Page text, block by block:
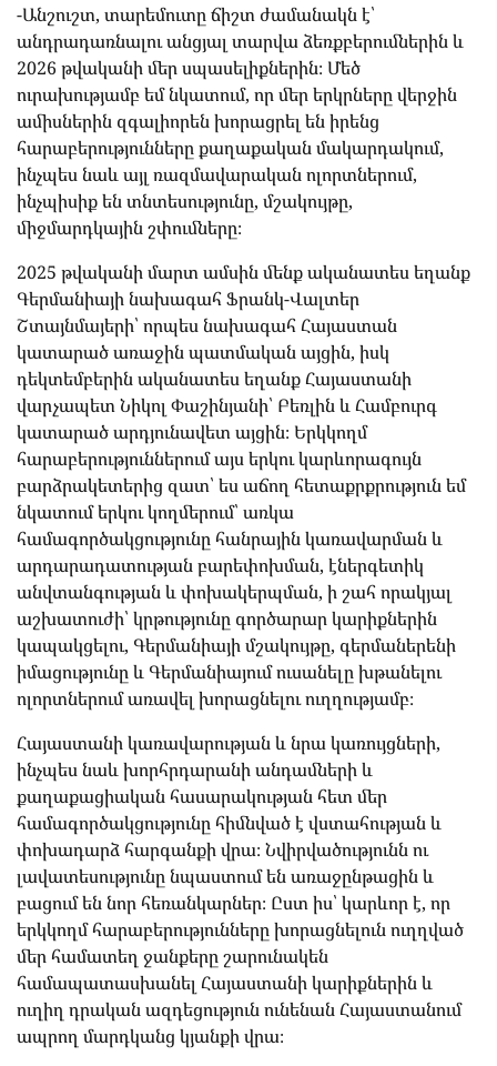
-Անշուշտ, տարեմուտը ճիշտ ժամանակն է՝
անդրադառնալու անցյալ տարվա ձեռքբերումներին և
2026 թվականի մեր սպասելիքներին։ Մեծ
ուրախությամբ եմ նկատում, որ մեր երկրները վերջին
ամիսներին զգալիորեն խորացրել են իրենց
հարաբերությունները քաղաքական մակարդակում,
ինչպես նաև այլ ռազմավարական ոլորտներում,
ինչպիսիք են տնտեսությունը, մշակույթը,
միջմարդկային շփումները։
2025 թվականի մարտ ամսին մենք ականատես եղանք
Գերմանիայի նախագահ Ֆրանկ-Վալտեր
Շտայնմայերի՝ որպես նախագահ Հայաստան
կատարած առաջին պատմական այցին, իսկ
դեկտեմբերին ականատես եղանք Հայաստանի
վարչապետ Նիկոլ Փաշինյանի՝ Բեռլին և Համբուրգ
կատարած արդյունավետ այցին։ Երկկողմ
հարաբերություններում այս երկու կարևորագույն
բարձրակետերից զատ՝ ես աճող հետաքրքրություն եմ
նկատում երկու կողմերում՝ առկա
համագործակցությունը հանրային կառավարման և
արդարադատության բարեփոխման, էներգետիկ
անվտանգության և փոխակերպման, ի շահ որակյալ
աշխատուժի՝ կրթությունը գործարար կարիքներին
կապակցելու, Գերմանիայի մշակույթը, գերմաներենի
իմացությունը և Գերմանիայում ուսանելը խթանելու
ոլորտներում առավել խորացնելու ուղղությամբ։
Հայաստանի կառավարության և նրա կառույցների,
ինչպես նաև խորհրդարանի անդամների և
քաղաքացիական հասարակության հետ մեր
համագործակցությունը հիմնված է վստահության և
փոխադարձ հարգանքի վրա։ Նվիրվածությունն ու
լավատեսությունը նպաստում են առաջընթացին և
բացում են նոր հեռանկարներ։ Ըստ իս՝ կարևոր է, որ
երկկողմ հարաբերությունները խորացնելուն ուղղված
մեր համատեղ ջանքերը շարունակեն
համապատասխանել Հայաստանի կարիքներին և
ուղիղ դրական ազդեցություն ունենան Հայաստանում
ապրող մարդկանց կյանքի վրա։